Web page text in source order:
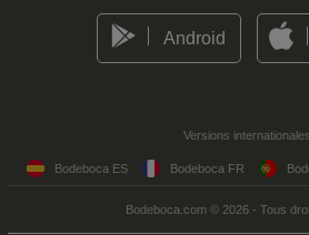
Android
Versions
Bodeboca ES Bodeboca FR
Bodeboca.com © 2026 - Tous